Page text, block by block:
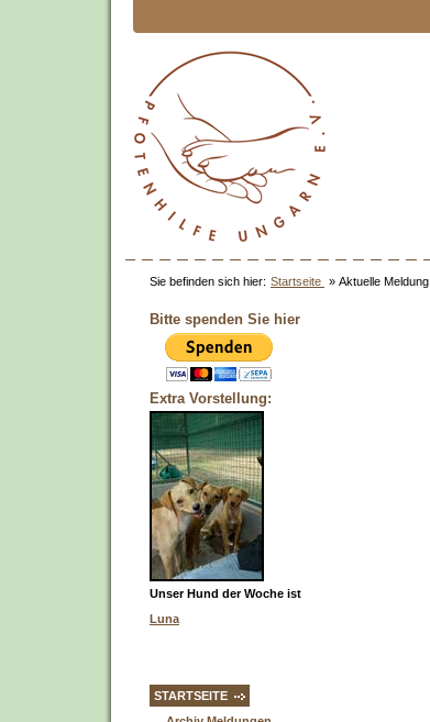
Sie befinden sich hier: Startseite » Aktuelle Meldung
Bitte spenden Sie hier
Extra Vorstellung:
Unser Hund der Woche ist
Luna
STARTSEITE